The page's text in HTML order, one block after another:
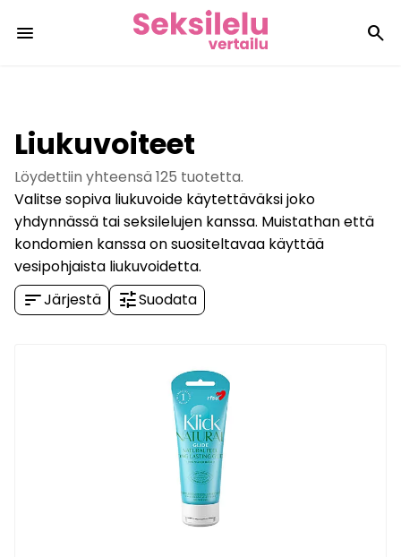
menu search
Liukuvoiteet
Löydettiin yhteensä 125 tuotetta.
Valitse sopiva liukuvoide käytettäväksi joko
yhdynnässä tai seksilelujen kanssa. Muistathan että
kondomien kanssa on suositeltavaa käyttää
vesipohjaista liukuvoidetta.
sortJärjestä tuneSuodata